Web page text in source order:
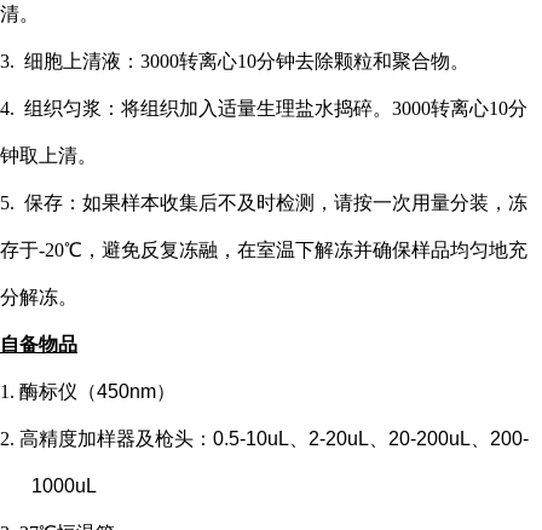
清。
3. 细胞上清液：3000转离心10分钟去除颗粒和聚合物。
4. 组织匀浆：将组织加入适量生理盐水捣碎。3000转离心10分
钟取上清。
5. 保存：如果样本收集后不及时检测，请按一次用量分装，冻
存于-20℃，避免反复冻融，在室温下解冻并确保样品均匀地充
分解冻。
自备物品
1. 酶标仪（450nm）
2. 高精度加样器及枪头： 0.5-10uL、2-20uL、20-200uL、200-
1000uL